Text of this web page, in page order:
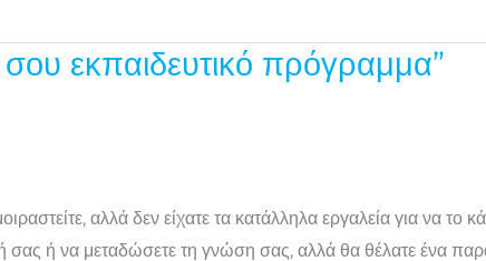
εκπαιδευτικό πρόγραμμα”
αλλά δεν είχατε τα κατάλληλα εργαλεία για να το
σας ή να μεταδώσετε τη γνώση σας, αλλά θα θέλατε ένα